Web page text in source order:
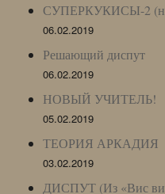
СУПЕРКУКИСЫ-2
06.02.2019
Решающий диспут
06.02.2019
НОВЫЙ УЧИТЕЛЬ!
05.02.2019
ТЕОРИЯ АРКАДИЯ
03.02.2019
ДИСПУТ (Из «Вис